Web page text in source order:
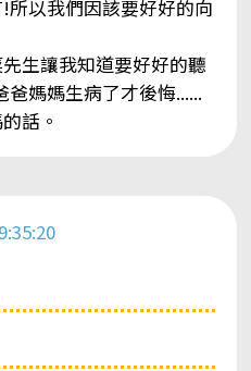
以我們因該要好好的向
生讓我知道要好好的聽
媽媽生病了才後悔......
話。